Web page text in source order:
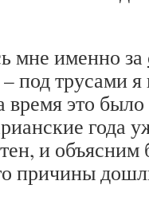
мне именно за
под трусами я
это было
года
и объясним
причины